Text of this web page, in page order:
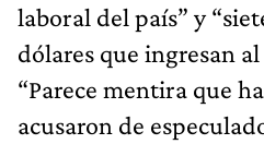
laboral del país” y
dólares que ingresan
“Parece mentira que
acusaron de